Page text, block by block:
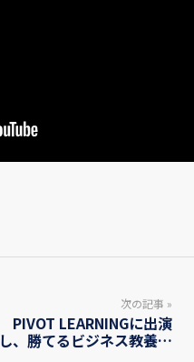
次の記事 »
PIVOT LEARNINGに出演
し、勝てるビジネス教養と